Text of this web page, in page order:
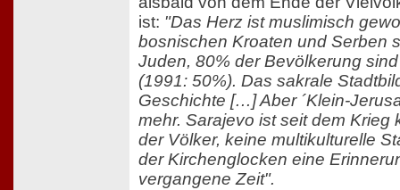
ist: "Das Herz ist muslimisch
bosnischen Kroaten und Serben
Juden, 80% der Bevölkerung
(1991: 50%). Das sakrale
Geschichte […] Aber ´Klein-
mehr. Sarajevo ist seit dem Krieg
der Völker, keine multikulturelle
der Kirchenglocken eine
vergangene Zeit".